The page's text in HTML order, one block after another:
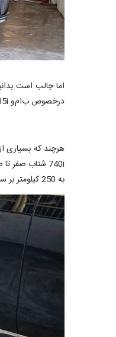
اما جالب است
درخصوص ب‌ام‌و 735i نیز صادق است. به طور مثال در سنگاپور به دلیل وجود چنین قوانینی، توان خروجی پیشرانه این خودرو به 268 اسب‌بخار کاهش یافته است.
هرچند که بسیاری
به 250 کیلومتر بر ساعت محدود شده است.